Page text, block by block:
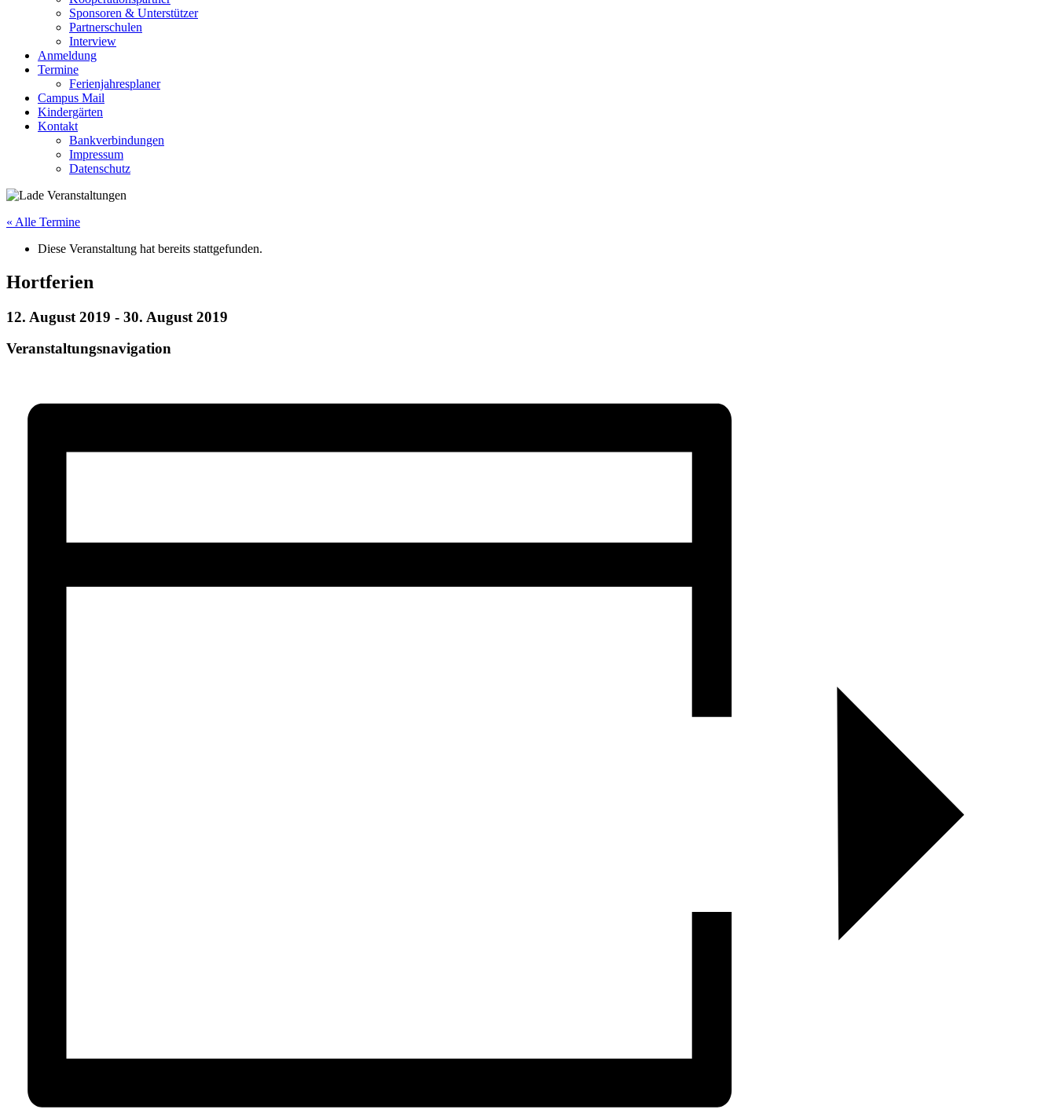
Sponsoren & Unterstützer
Partnerschulen
Interview
Anmeldung
Termine
Ferienjahresplaner
Campus Mail
Kindergärten
Kontakt
Bankverbindungen
Impressum
Datenschutz
« Alle Termine
Diese Veranstaltung hat bereits stattgefunden.
Hortferien
12. August 2019 - 30. August 2019
Veranstaltungsnavigation